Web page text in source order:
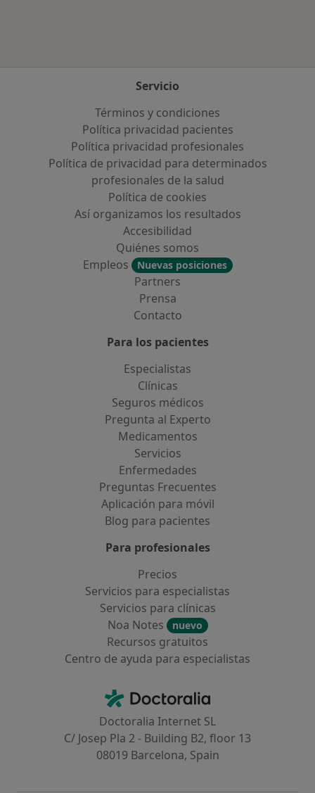
Servicio
Términos y condiciones
Política privacidad pacientes
Política privacidad profesionales
Política de privacidad para determinados
profesionales de la salud
Política de cookies
Así organizamos los resultados
Accesibilidad
Quiénes somos
Empleos
Nuevas posiciones
Partners
Prensa
Contacto
Para los pacientes
Especialistas
Clínicas
Seguros médicos
Pregunta al Experto
Medicamentos
Servicios
Enfermedades
Preguntas Frecuentes
Aplicación para móvil
Blog para pacientes
Para profesionales
Precios
Servicios para especialistas
Servicios para clínicas
Noa Notes
nuevo
Recursos gratuitos
Centro de ayuda para especialistas
Doctoralia - Página de inicio
Doctoralia Internet SL
C/ Josep Pla 2 - Building B2, floor 13
08019 Barcelona, Spain